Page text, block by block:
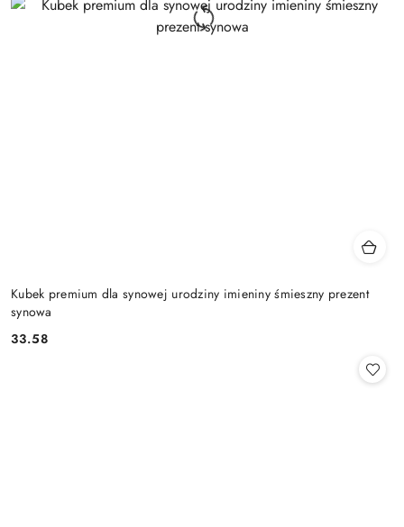
Kubek premium dla synowej urodziny imieniny śmieszny prezent
synowa
Cena:
33.58